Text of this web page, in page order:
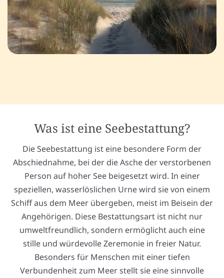
Was ist eine Seebestattung?
Die Seebestattung ist eine besondere Form der
Abschiednahme, bei der die Asche der verstorbenen
Person auf hoher See beigesetzt wird. In einer
speziellen, wasserlöslichen Urne wird sie von einem
Schiff aus dem Meer übergeben, meist im Beisein der
Angehörigen. Diese Bestattungsart ist nicht nur
umweltfreundlich, sondern ermöglicht auch eine
stille und würdevolle Zeremonie in freier Natur.
Besonders für Menschen mit einer tiefen
Verbundenheit zum Meer stellt sie eine sinnvolle